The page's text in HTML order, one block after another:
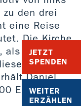
JETZT
SPENDEN
WEITER
ERZÄHLEN
zu den drei
eine Reise
Die Kirche
als
Daniel
Euro.